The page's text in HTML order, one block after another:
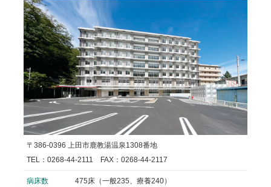
〒386-0396 上田市鹿教湯温泉1308番地
TEL：0268-44-2111 FAX：0268-44-2117
病床数 475床（一般235、療養240）